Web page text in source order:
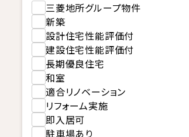
三菱地所グループ物件
新築
設計住宅性能評価付
建設住宅性能評価付
長期優良住宅
和室
適合リノベーション
リフォーム実施
即入居可
駐車場あり